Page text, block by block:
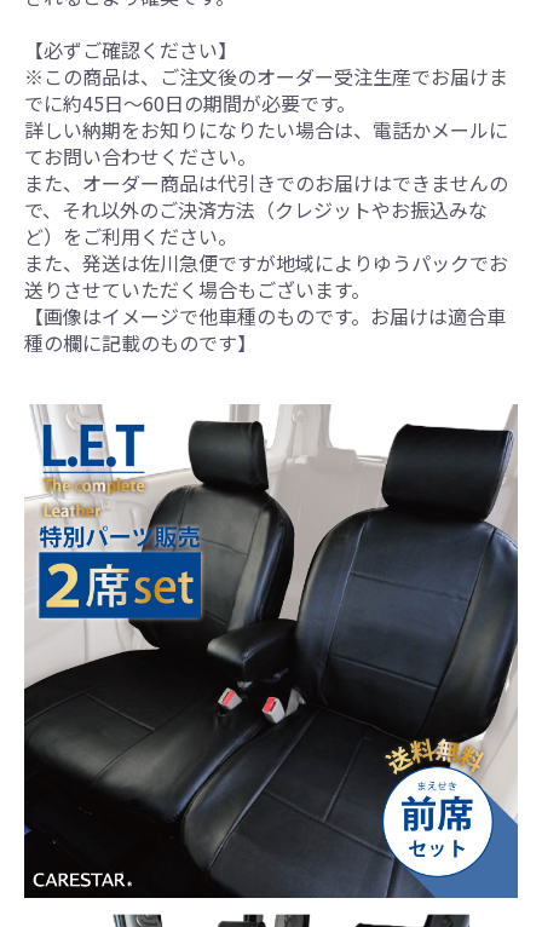
【必ずご確認ください】
※この商品は、ご注文後のオーダー受注生産でお届けま
でに約45日～60日の期間が必要です。
詳しい納期をお知りになりたい場合は、電話かメールに
てお問い合わせください。
また、オーダー商品は代引きでのお届けはできませんの
で、それ以外のご決済方法（クレジットやお振込みな
ど）をご利用ください。
また、発送は佐川急便ですが地域によりゆうパックでお
送りさせていただく場合もございます。
【画像はイメージで他車種のものです。お届けは適合車
種の欄に記載のものです】